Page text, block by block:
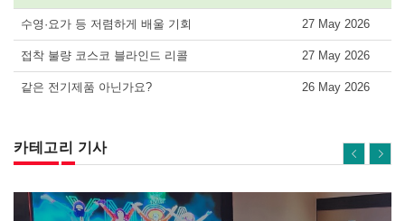
수영·요가 등 저렴하게 배울 기회 27 May 2026
접착 불량 코스코 블라인드 리콜 27 May 2026
같은 전기제품 아닌가요? 26 May 2026
카테고리 기사